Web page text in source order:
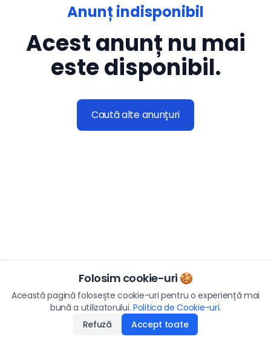
Anunț indisponibil
Acest anunț nu mai
este disponibil.
Caută alte anunțuri
Folosim cookie-uri 🍪
Această pagină folosește cookie-uri pentru o experiență mai
bună a utilizatorului. Politica de Cookie-uri.
Refuză
Accept toate